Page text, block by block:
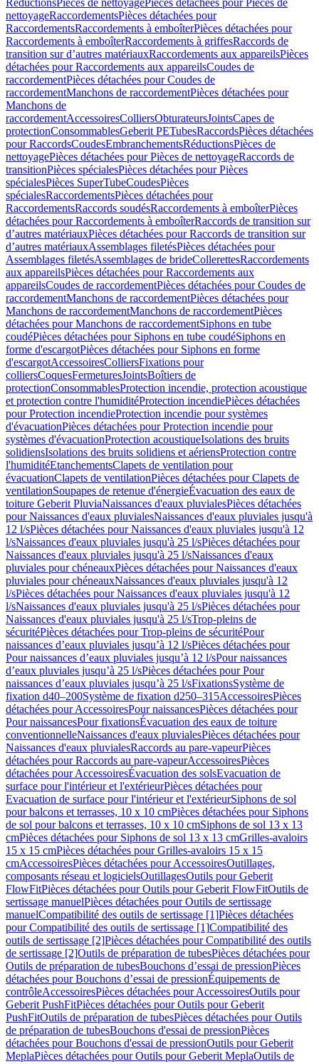
RéductionsPièces de nettoyagePièces détachées pour Pièces de
nettoyageRaccordementsPièces détachées pour
RaccordementsRaccordements à emboîterPièces détachées pour
Raccordements à emboîterRaccordements à griffesRaccords de
transition sur d’autres matériauxRaccordements aux appareilsPièces
détachées pour Raccordements aux appareilsCoudes de
raccordementPièces détachées pour Coudes de
raccordementManchons de raccordementPièces détachées pour
Manchons de
raccordementAccessoiresColliersObturateursJointsCapes de
protectionConsommablesGeberit PETubesRaccordsPièces détachées
pour RaccordsCoudesEmbranchementsRéductionsPièces de
nettoyagePièces détachées pour Pièces de nettoyageRaccords de
transitionPièces spécialesPièces détachées pour Pièces
spécialesPièces SuperTubeCoudesPièces
spécialesRaccordementsPièces détachées pour
RaccordementsRaccords soudésRaccordements à emboîterPièces
détachées pour Raccordements à emboîterRaccords de transition sur
d’autres matériauxPièces détachées pour Raccords de transition sur
d’autres matériauxAssemblages filetésPièces détachées pour
Assemblages filetésAssemblages de brideCollerettesRaccordements
aux appareilsPièces détachées pour Raccordements aux
appareilsCoudes de raccordementPièces détachées pour Coudes de
raccordementManchons de raccordementPièces détachées pour
Manchons de raccordementManchons de raccordementPièces
détachées pour Manchons de raccordementSiphons en tube
coudéPièces détachées pour Siphons en tube coudéSiphons en
forme d'escargotPièces détachées pour Siphons en forme
d'escargotAccessoiresColliersFixations pour
colliersCoquesFermeturesJointsBoîtiers de
protectionConsommablesProtection incendie, protection acoustique
et protection contre l'humiditéProtection incendiePièces détachées
pour Protection incendieProtection incendie pour systèmes
d'évacuationPièces détachées pour Protection incendie pour
systèmes d'évacuationProtection acoustiqueIsolations des bruits
solidiensIsolations des bruits solidiens et aériensProtection contre
l'humiditéEtanchementsClapets de ventilation pour
évacuationClapets de ventilationPièces détachées pour Clapets de
ventilationSoupapes de retenue d'énergieÉvacuation des eaux de
toiture Geberit PluviaNaissances d'eaux pluvialesPièces détachées
pour Naissances d'eaux pluvialesNaissances d'eaux pluviales jusqu'à
12 l/sPièces détachées pour Naissances d'eaux pluviales jusqu'à 12
l/sNaissances d'eaux pluviales jusqu'à 25 l/sPièces détachées pour
Naissances d'eaux pluviales jusqu'à 25 l/sNaissances d'eaux
pluviales pour chéneauxPièces détachées pour Naissances d'eaux
pluviales pour chéneauxNaissances d'eaux pluviales jusqu'à 12
l/sPièces détachées pour Naissances d'eaux pluviales jusqu'à 12
l/sNaissances d'eaux pluviales jusqu'à 25 l/sPièces détachées pour
Naissances d'eaux pluviales jusqu'à 25 l/sTrop-pleins de
sécuritéPièces détachées pour Trop-pleins de sécuritéPour
naissances d’eaux pluviales jusqu’à 12 l/sPièces détachées pour
Pour naissances d’eaux pluviales jusqu’à 12 l/sPour naissances
d’eaux pluviales jusqu’à 25 l/sPièces détachées pour Pour
naissances d’eaux pluviales jusqu’à 25 l/sFixationsSystème de
fixation d40–200Système de fixation d250–315AccessoiresPièces
détachées pour AccessoiresPour naissancesPièces détachées pour
Pour naissancesPour fixationsÉvacuation des eaux de toiture
conventionnelleNaissances d'eaux pluvialesPièces détachées pour
Naissances d'eaux pluvialesRaccords au pare-vapeurPièces
détachées pour Raccords au pare-vapeurAccessoiresPièces
détachées pour AccessoiresÉvacuation des solsEvacuation de
surface pour l'intérieur et l'extérieurPièces détachées pour
Evacuation de surface pour l'intérieur et l'extérieurSiphons de sol
pour balcons et terrasses, 10 x 10 cmPièces détachées pour Siphons
de sol pour balcons et terrasses, 10 x 10 cmSiphons de sol 13 x 13
cmPièces détachées pour Siphons de sol 13 x 13 cmGrilles-avaloirs
15 x 15 cmPièces détachées pour Grilles-avaloirs 15 x 15
cmAccessoiresPièces détachées pour AccessoiresOutillages,
composants réseau et logicielsOutillagesOutils pour Geberit
FlowFitPièces détachées pour Outils pour Geberit FlowFitOutils de
sertissage manuelPièces détachées pour Outils de sertissage
manuelCompatibilité des outils de sertissage [1]Pièces détachées
pour Compatibilité des outils de sertissage [1]Compatibilité des
outils de sertissage [2]Pièces détachées pour Compatibilité des outils
de sertissage [2]Outils de préparation de tubesPièces détachées pour
Outils de préparation de tubesBouchons d’essai de pressionPièces
détachées pour Bouchons d’essai de pressionÉquipements de
contrôleAccessoiresPièces détachées pour AccessoiresOutils pour
Geberit PushFitPièces détachées pour Outils pour Geberit
PushFitOutils de préparation de tubesPièces détachées pour Outils
de préparation de tubesBouchons d'essai de pressionPièces
détachées pour Bouchons d'essai de pressionOutils pour Geberit
MeplaPièces détachées pour Outils pour Geberit MeplaOutils de